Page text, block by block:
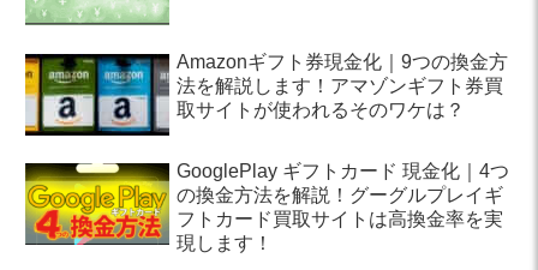
Amazonギフト券現金化｜9つの換金方
法を解説します！アマゾンギフト券買
取サイトが使われるそのワケは？
GooglePlay ギフトカード 現金化｜4つ
の換金方法を解説！グーグルプレイギ
フトカード買取サイトは高換金率を実
現します！